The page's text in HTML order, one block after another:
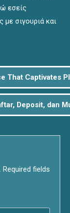
εσείς
με σιγουριά και
That Captivates
Deposit, dan
Required fields